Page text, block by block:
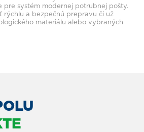
pre systém modernej potrubnej pošty.
rýchlu a bezpečnú prepravu či už
materiálu alebo vybraných